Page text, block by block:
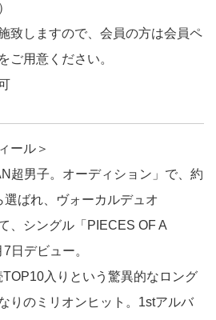
致しますので、会員の方は会員ペ
ご用意ください。
ール＞
超男子。オーディション」で、約
ばれ、ヴォーカルデュオ
、シングル「PIECES OF A
日デビュー。
入りという驚異的なロング
りのミリオンヒット。1stアルバ